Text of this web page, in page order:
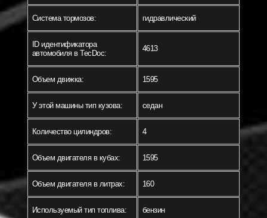
Система тормозов: гидравлический
ID идентификатора
автомобиля в TecDoc:
4613
Объем движка: 1595
У этой машины тип кузова: седан
Количество цилиндров: 4
Объем двигателя в кубах: 1595
Объем двигателя в литрах: 160
Используемый тип топлива: бензин